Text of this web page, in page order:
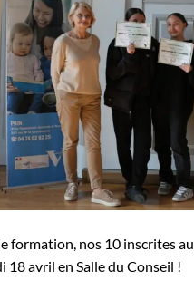
formation, nos 10 inscrites au
18 avril en Salle du Conseil !